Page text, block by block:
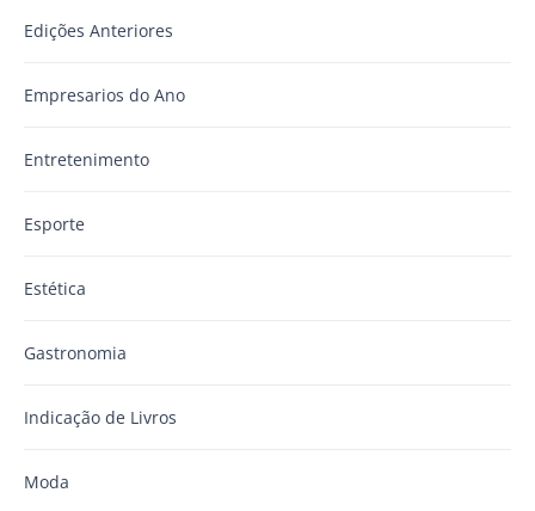
Edições Anteriores
Empresarios do Ano
Entretenimento
Esporte
Estética
Gastronomia
Indicação de Livros
Moda